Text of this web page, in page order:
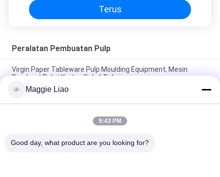
Terus
Peralatan Pembuatan Pulp
Virgin Paper Tableware Pulp Moulding Equipment, Mesin
Pembuat Pelat Kertas Sekali Pakai
untuk 30 Rongga Egg Tray
Memutar Baki Telur Kertas / Mesin Pembuat Karton Telur,
Maggie Liao
9:43 PM
Good day, what product are you looking for?